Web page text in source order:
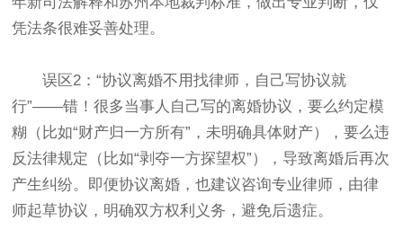
凭法条很难妥善处理。
误区2：“协议离婚不用找律师，自己写协议就
行”——错！很多当事人自己写的离婚协议，要么约定模
糊（比如“财产归一方所有”，未明确具体财产），要么违
反法律规定（比如“剥夺一方探望权”），导致离婚后再次
产生纠纷。即便协议离婚，也建议咨询专业律师，由律
师起草协议，明确双方权利义务，避免后遗症。